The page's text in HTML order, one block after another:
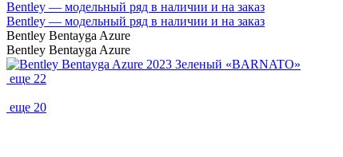
Bentley — модельный ряд в наличии и на заказ
Bentley — модельный ряд в наличии и на заказ
Bentley Bentayga Azure
Bentley Bentayga Azure
еще 22
еще 20